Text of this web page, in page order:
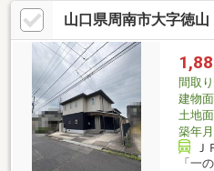
山口県周南市大字徳
間取り
建物
土地
築年月
「一